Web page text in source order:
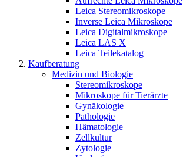
Leica Stereomikroskope
Inverse Leica Mikroskope
Leica Digitalmikroskope
Leica LAS X
Leica Teilekatalog
Kaufberatung
Medizin und Biologie
Stereomikroskope
Mikroskope für Tierärzte
Gynäkologie
Pathologie
Hämatologie
Zellkultur
Zytologie